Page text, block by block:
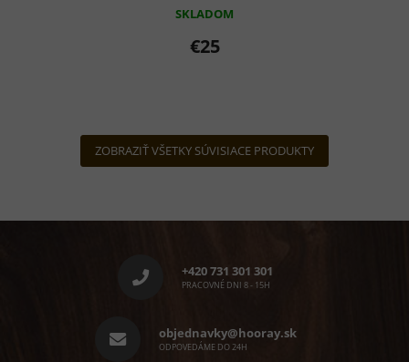
SKLADOM
€25
ZOBRAZIŤ VŠETKY SÚVISIACE PRODUKTY
Z
+420 731 301 301
PRACOVNÉ DNI 8 - 15H
objednavky@hooray.sk
ODPOVEDÁME DO 24H